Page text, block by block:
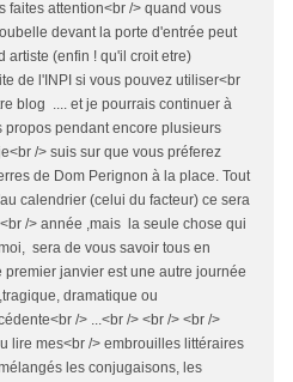
faites attention<br /> quand vous
devant la porte d'entrée peut
artiste (enfin ! qu'il croit etre)
de l'INPI si vous pouvez utiliser<br
blog .... et je pourrais continuer à
propos pendant encore plusieurs
/> suis sur que vous préferez
de Dom Perignon à la place. Tout
calendrier (celui du facteur) ce sera
/> année ,mais la seule chose qui
sera de vous savoir tous en
premier janvier est une autre journée
dramatique ou
/> ...<br /> <br /> <br />
lire mes<br /> embrouilles littéraires
les conjugaisons, les